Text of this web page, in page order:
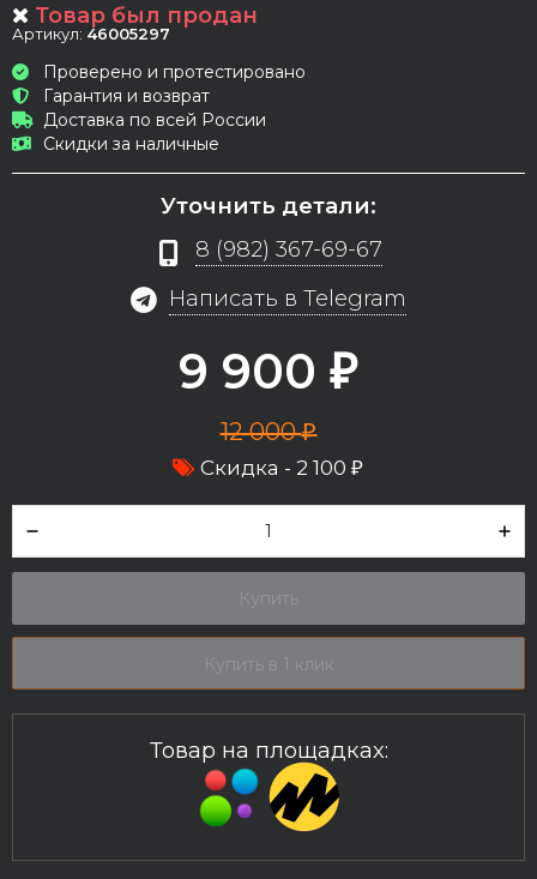
Товар был продан
Артикул: 46005297
Проверено и протестировано
Гарантия и возврат
Доставка по всей России
Скидки за наличные
Уточнить детали:
8 (982) 367-69-67
Написать в Telegram
9 900 ₽
12 000₽
Скидка - 2 100 ₽
Купить
Купить в 1 клик
Товар на площадках: